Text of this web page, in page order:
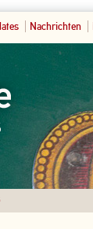
Nachrichten